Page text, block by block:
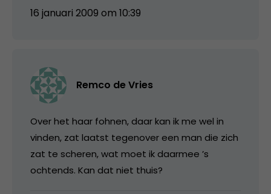
16 januari 2009 om 10:39
Remco de Vries
Over het haar fohnen, daar kan ik me wel in
vinden, zat laatst tegenover een man die zich
zat te scheren, wat moet ik daarmee ’s
ochtends. Kan dat niet thuis?